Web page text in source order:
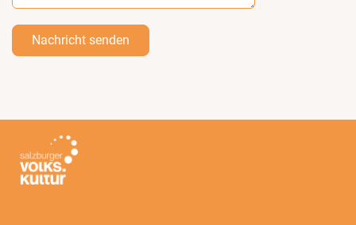
Nachricht senden